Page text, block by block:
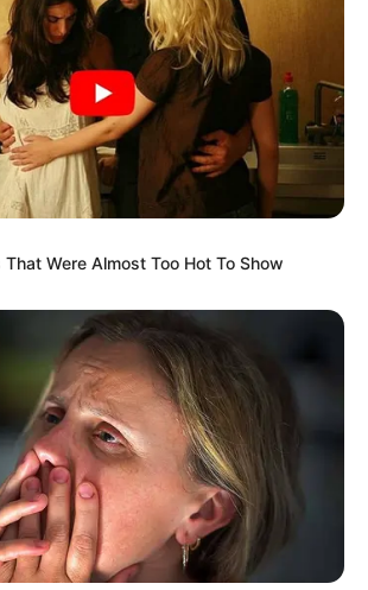
Were Almost Too Hot To Show